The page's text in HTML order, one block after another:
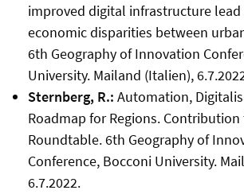
improved digital infrastructure lead
economic disparities between
6th Geography of Innovation
University. Mailand (Italien),
Sternberg, R.: Automation,
Roadmap for Regions. Contribution
Roundtable. 6th Geography of
Conference, Bocconi University.
6.7.2022.